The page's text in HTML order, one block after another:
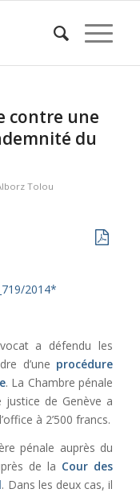
contre une
du
Tolou
2014*
a défendu les
d’une procédure
. La Chambre pénale
justice de Genève a
à 2’500 francs.
pénale auprès du
de la Cour des
. Dans les deux cas, il